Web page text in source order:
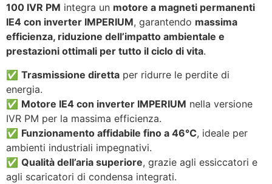
100 IVR PM integra un motore a magneti permanenti
IE4 con inverter IMPERIUM, garantendo massima
efficienza, riduzione dell’impatto ambientale e
prestazioni ottimali per tutto il ciclo di vita.
✅ Trasmissione diretta per ridurre le perdite di
energia.
✅ Motore IE4 con inverter IMPERIUM nella versione
IVR PM per la massima efficienza.
✅ Funzionamento affidabile fino a 46°C, ideale per
ambienti industriali impegnativi.
✅ Qualità dell’aria superiore, grazie agli essiccatori e
agli scaricatori di condensa integrati.